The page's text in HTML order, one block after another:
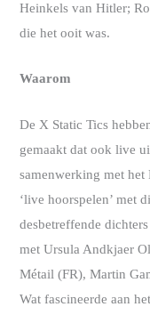
Heinkels van Hitler;
die het ooit was.
Waarom
De X Static Tics
gemaakt dat ook live
samenwerking met het
‘live hoorspelen’ met
desbetreffende
met Ursula Andkjaer
Métail (FR), Martin
Wat fascineerde aan